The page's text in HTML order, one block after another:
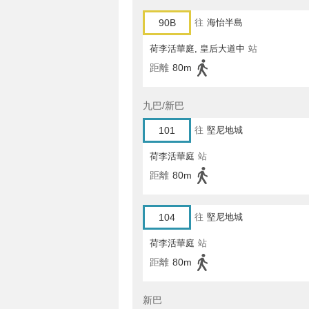
90B 往 海怡半島
荷李活華庭, 皇后大道中 站
距離 80m
九巴/新巴
101 往 堅尼地城
荷李活華庭 站
距離 80m
104 往 堅尼地城
荷李活華庭 站
距離 80m
新巴